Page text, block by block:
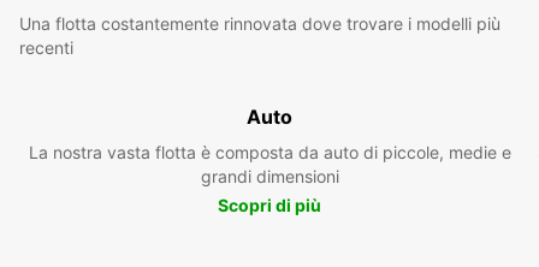
Una flotta costantemente rinnovata dove trovare i modelli più
recenti
Auto
La nostra vasta flotta è composta da auto di piccole, medie e
grandi dimensioni
Scopri di più